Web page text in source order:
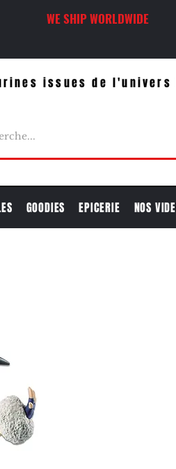
WE SHIP WORLDWIDE
issues de l'univers
GOODIES EPICERIE NOS